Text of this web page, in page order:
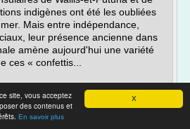
X
site, vous acceptez
des contenus et
En savoir plus
indigènes ont été les oubliées
Mais entre indépendance,
leur présence ancienne dans
amène aujourd'hui une variété
ces « confettis...